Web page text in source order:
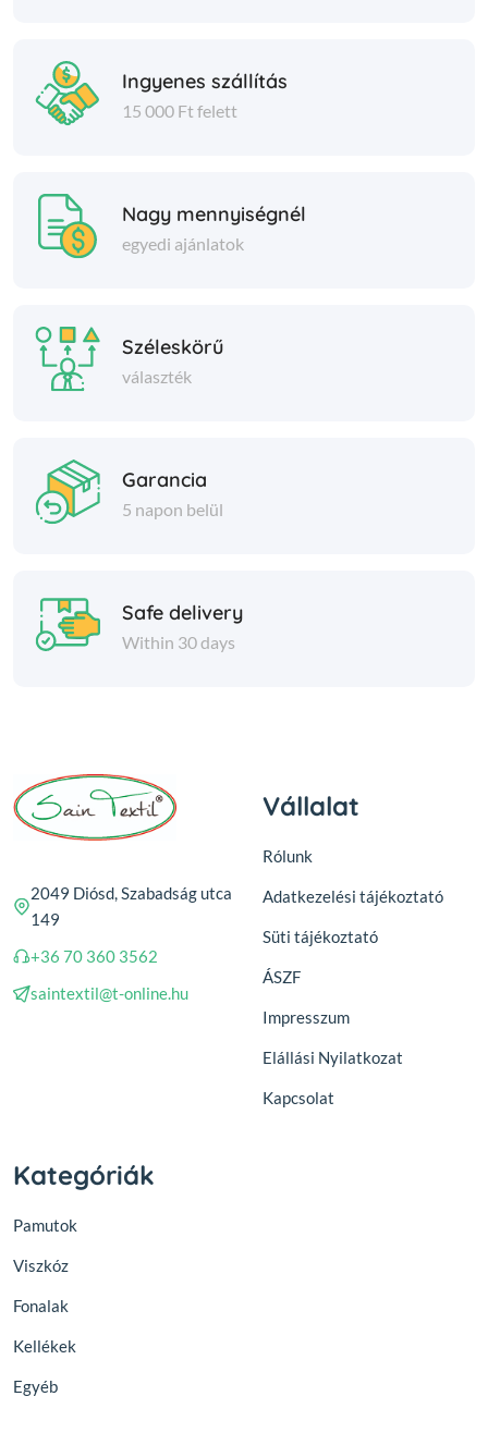
Ingyenes szállítás
15 000 Ft felett
Nagy mennyiségnél
egyedi ajánlatok
Széleskörű
választék
Garancia
5 napon belül
Safe delivery
Within 30 days
2049 Diósd, Szabadság utca
149
+36 70 360 3562
saintextil@t-online.hu
Vállalat
Rólunk
Adatkezelési tájékoztató
Süti tájékoztató
ÁSZF
Impresszum
Elállási Nyilatkozat
Kapcsolat
Kategóriák
Pamutok
Viszkóz
Fonalak
Kellékek
Egyéb